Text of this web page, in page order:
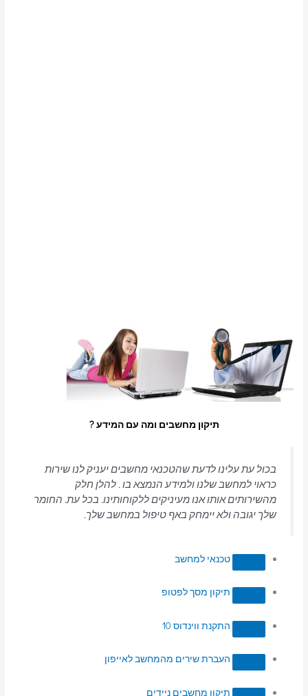
תיקון מחשבים ומה עם המידע ?
בכול עת עלינו לדעת שהטכנאי מחשבים יעניק לנו שירות
כראוי למחשב שלנו ולמידע הנמצא בו . להלן חלק
מהשירותים אותו אנו מעיניקים ללקוחותינו. בכל עת. החומר
שלך יגובה ולא יימחק באף טיפול במחשב שלך.
טכנאי למחשב
תיקון מסך לפטופ
התקנת ווינדוס 10
העברת שירים מהמחשב לאייפון
תיקון מחשבים ניידים